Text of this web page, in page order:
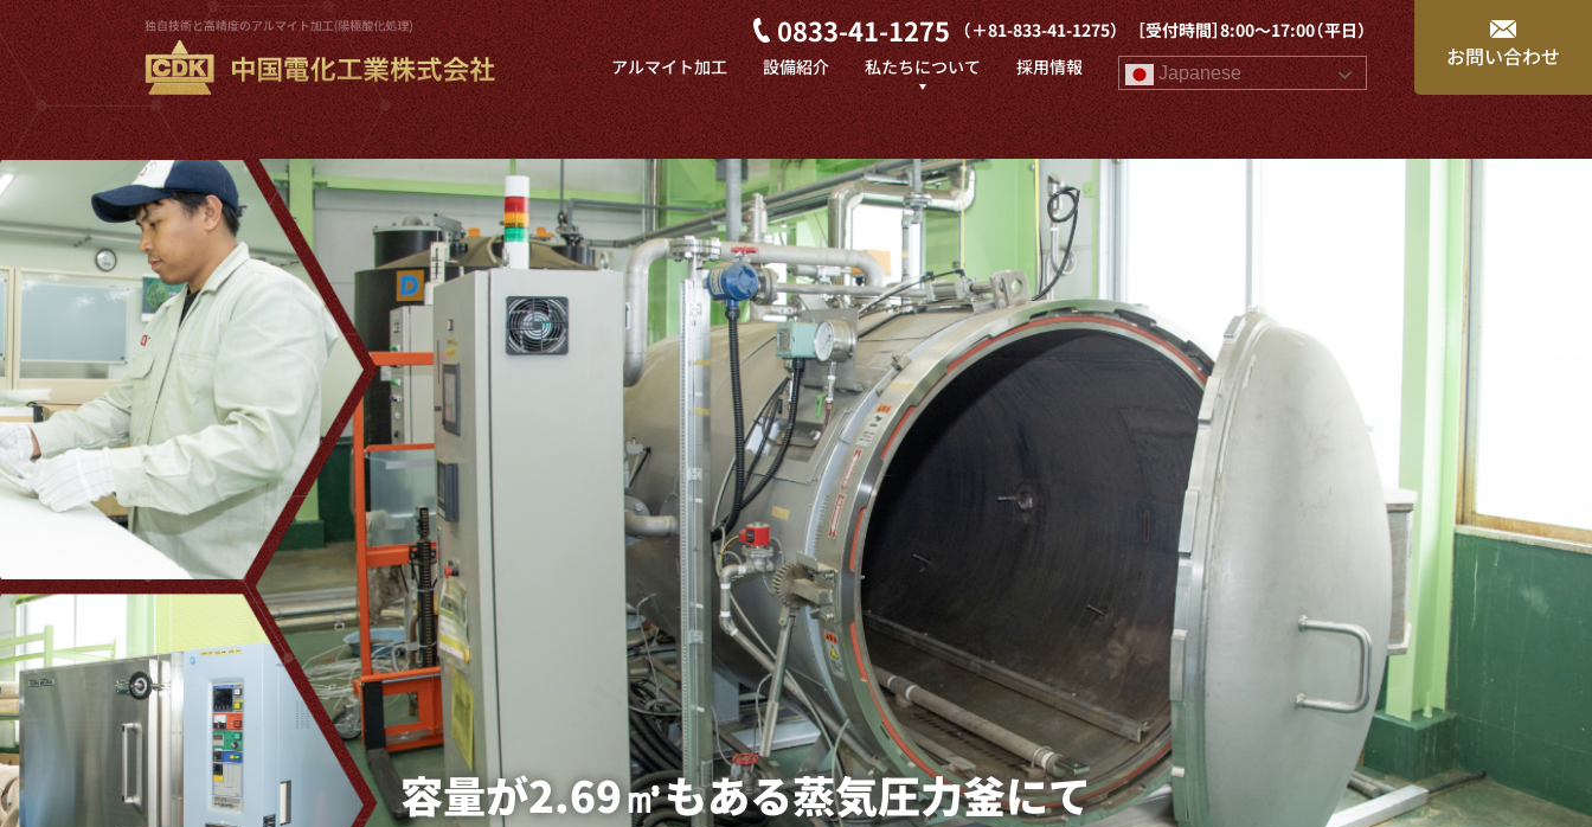
0833-41-1275 （＋81-833-41-1275）
［受付時間］8:00～17:00（平日）
アルマイト加工
設備紹介 私たちについて
代表挨拶
会社概要
中国電化工業の強み
お知らせ
採用情報 Japanese
お問い合わせ
半導体製造装置に特化した
アルマイト技術
容量が2.69㎥もある蒸気圧力釜にて